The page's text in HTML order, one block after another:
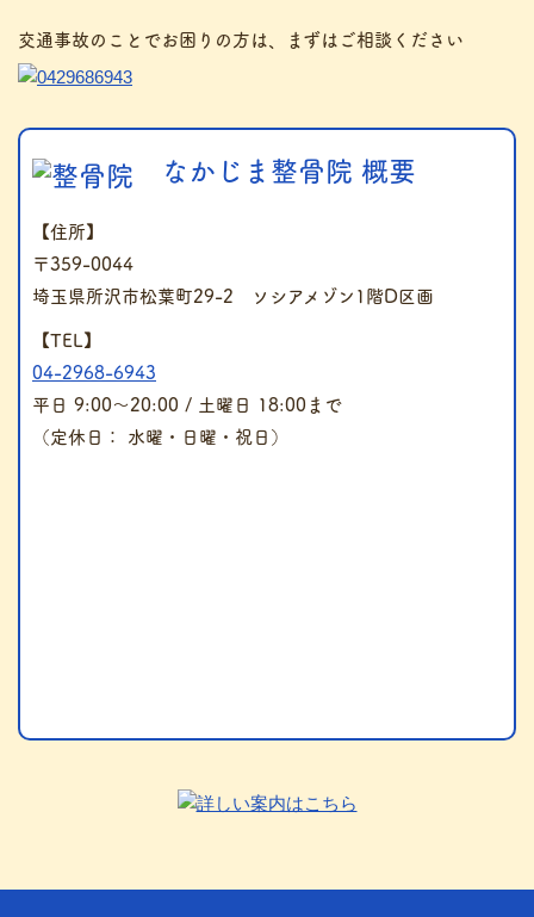
交通事故のことでお困りの方は、まずはご相談ください
なかじま整骨院 概要
【住所】
〒359-0044
埼玉県所沢市松葉町29-2 ソシアメゾン1階D区画
【TEL】
04-2968-6943
平日 9:00～20:00 / 土曜日 18:00まで
（定休日： 水曜・日曜・祝日）